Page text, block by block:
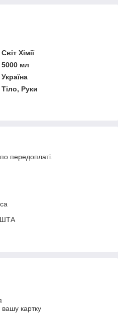
Світ Хімії
5000 мл
Україна
Тіло, Руки
передоплаті.
картку